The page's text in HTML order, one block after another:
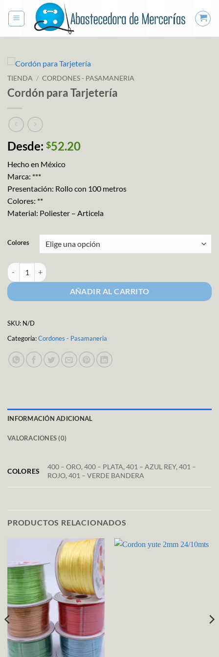
TIENDA / CORDONES - PASAMANERIA
Cordón para Tarjetería
Desde: $52.20
Hecho en México
Marca: ***
Presentación: Rollo con 100 metros
Colores: **
Material: Poliester – Articela
Colores
Cordón para Tarjetería cantidad
AÑADIR AL CARRITO
SKU: N/D
Categoría:Cordones - Pasamaneria
INFORMACIÓN ADICIONAL
VALORACIONES (0)
COLORES
400 – ORO, 400 – PLATA, 401 – AZUL REY, 401 –
ROJO, 401 – VERDE BANDERA
PRODUCTOS RELACIONADOS